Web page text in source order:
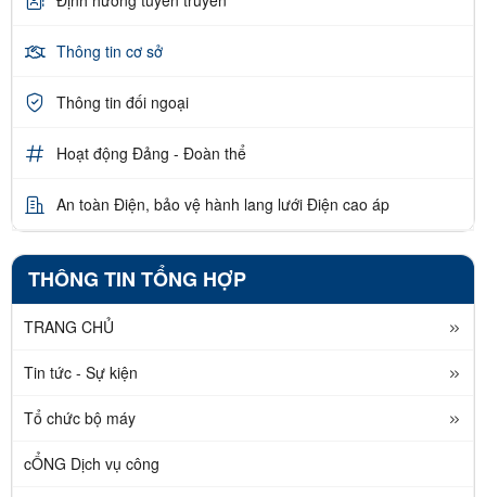
Thông tin cơ sở
Thông tin đối ngoại
Hoạt động Đảng - Đoàn thể
An toàn Điện, bảo vệ hành lang lưới Điện cao áp
THÔNG TIN TỔNG HỢP
TRANG CHỦ
Tin tức - Sự kiện
Tổ chức bộ máy
cỔNG Dịch vụ công